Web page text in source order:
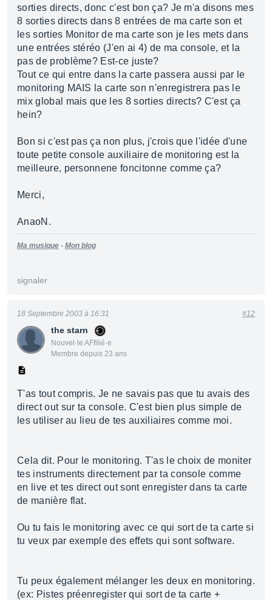
sorties directs, donc c'est bon ça? Je m'a disons mes
8 sorties directs dans 8 entrées de ma carte son et
les sorties Monitor de ma carte son je les mets dans
une entrées stéréo (J'en ai 4) de ma console, et la
pas de problème? Est-ce juste?
Tout ce qui entre dans la carte passera aussi par le
monitoring MAIS la carte son n'enregistrera pas le
mix global mais que les 8 sorties directs? C'est ça
hein?
Bon si c'est pas ça non plus, j'crois que l'idée d'une
toute petite console auxiliaire de monitoring est la
meilleure, personnene foncitonne comme ça?
Merci,
AnaoN.
Ma musique - Mon blog
signaler
the starn
Nouvel·le AFfilié·e
Membre depuis 23 ans
18 Septembre 2003 à 16:31 #12
T'as tout compris. Je ne savais pas que tu avais des
direct out sur ta console. C'est bien plus simple de
les utiliser au lieu de tes auxiliaires comme moi.
Cela dit. Pour le monitoring. T'as le choix de moniter
tes instruments directement par ta console comme
en live et tes direct out sont enregister dans ta carte
de manière flat.
Ou tu fais le monitoring avec ce qui sort de ta carte si
tu veux par exemple des effets qui sont software.
Tu peux également mélanger les deux en monitoring.
(ex: Pistes préenregister qui sort de ta carte +